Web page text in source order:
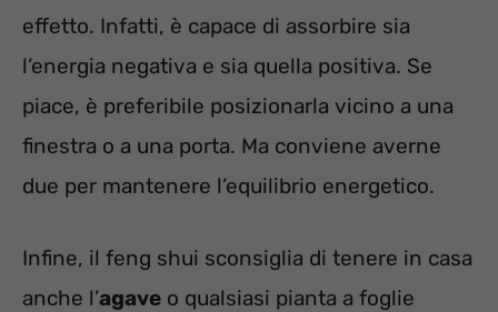
effetto. Infatti, è capace di assorbire sia
l’energia negativa e sia quella positiva. Se
piace, è preferibile posizionarla vicino a una
finestra o a una porta. Ma conviene averne
due per mantenere l’equilibrio energetico.
Infine, il feng shui sconsiglia di tenere in casa
anche l’agave o qualsiasi pianta a foglie